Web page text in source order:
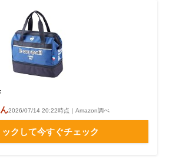
2026/07/14 20:22時点｜Amazon調べ
クして今すぐチェック